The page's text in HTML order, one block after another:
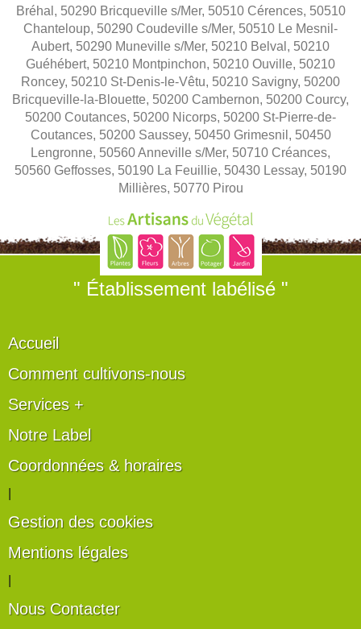
Bréhal, 50290 Bricqueville s/Mer, 50510 Cérences, 50510
Chanteloup, 50290 Coudeville s/Mer, 50510 Le Mesnil-
Aubert, 50290 Muneville s/Mer, 50210 Belval, 50210
Guéhébert, 50210 Montpinchon, 50210 Ouville, 50210
Roncey, 50210 St-Denis-le-Vêtu, 50210 Savigny, 50200
Bricqueville-la-Blouette, 50200 Cambernon, 50200 Courcy,
50200 Coutances, 50200 Nicorps, 50200 St-Pierre-de-
Coutances, 50200 Saussey, 50450 Grimesnil, 50450
Lengronne, 50560 Anneville s/Mer, 50710 Créances,
50560 Geffosses, 50190 La Feuillie, 50430 Lessay, 50190
Millières, 50770 Pirou
" Établissement labélisé "
Accueil
Comment cultivons-nous
Services +
Notre Label
Coordonnées & horaires
Gestion des cookies
Mentions légales
Nous Contacter